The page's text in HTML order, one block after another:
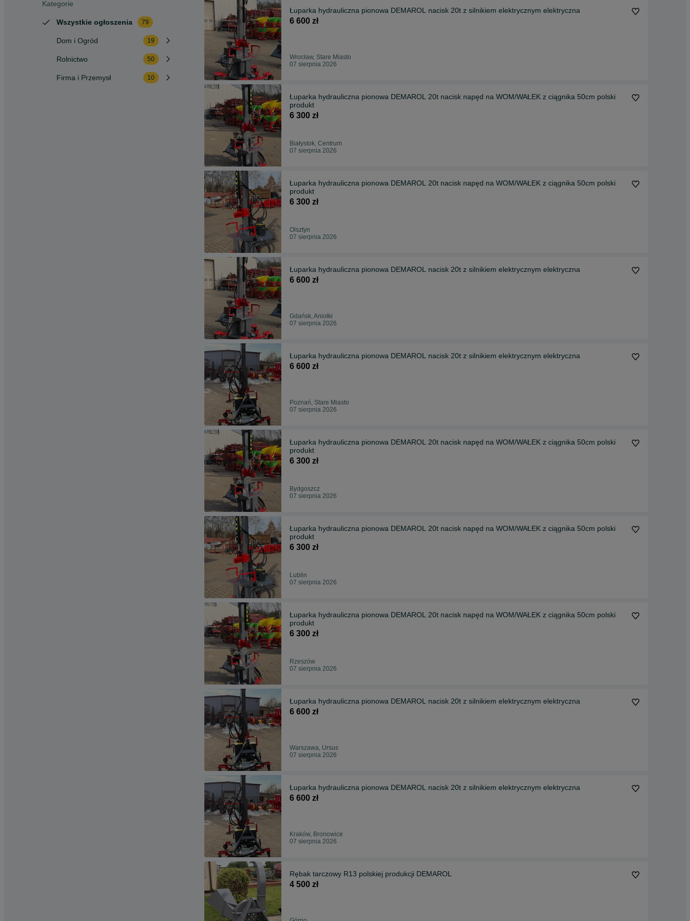
Kategorie
Wszystkie ogłoszenia 79
Dom i Ogród 19
Rolnictwo 50
Firma i Przemysł 10
Łuparka hydrauliczna pionowa DEMAROL nacisk 20t z silnikiem elektrycznym elektryczna
6 600 zł
Wrocław, Stare Miasto
07 sierpnia 2026
Łuparka hydrauliczna pionowa DEMAROL 20t nacisk napęd na WOM/WAŁEK z ciągnika 50cm polski
produkt
6 300 zł
Białystok, Centrum
07 sierpnia 2026
Łuparka hydrauliczna pionowa DEMAROL 20t nacisk napęd na WOM/WAŁEK z ciągnika 50cm polski
produkt
6 300 zł
Olsztyn
07 sierpnia 2026
Łuparka hydrauliczna pionowa DEMAROL nacisk 20t z silnikiem elektrycznym elektryczna
6 600 zł
Gdańsk, Aniołki
07 sierpnia 2026
Łuparka hydrauliczna pionowa DEMAROL nacisk 20t z silnikiem elektrycznym elektryczna
6 600 zł
Poznań, Stare Miasto
07 sierpnia 2026
Łuparka hydrauliczna pionowa DEMAROL 20t nacisk napęd na WOM/WAŁEK z ciągnika 50cm polski
produkt
6 300 zł
Bydgoszcz
07 sierpnia 2026
Łuparka hydrauliczna pionowa DEMAROL 20t nacisk napęd na WOM/WAŁEK z ciągnika 50cm polski
produkt
6 300 zł
Lublin
07 sierpnia 2026
Łuparka hydrauliczna pionowa DEMAROL 20t nacisk napęd na WOM/WAŁEK z ciągnika 50cm polski
produkt
6 300 zł
Rzeszów
07 sierpnia 2026
Łuparka hydrauliczna pionowa DEMAROL nacisk 20t z silnikiem elektrycznym elektryczna
6 600 zł
Warszawa, Ursus
07 sierpnia 2026
Łuparka hydrauliczna pionowa DEMAROL nacisk 20t z silnikiem elektrycznym elektryczna
6 600 zł
Kraków, Bronowice
07 sierpnia 2026
Rębak tarczowy R13 polskiej produkcji DEMAROL
4 500 zł